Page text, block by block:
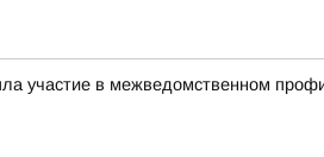
участие в межведомственном